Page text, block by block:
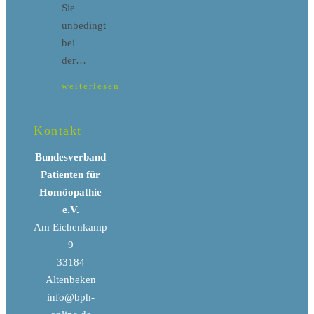
Sie
unbedingt
bei
der…
weiterlesen
Kontakt
Bundesverband
Patienten für
Homöopathie
e.V.
Am Eichenkamp
9
33184
Altenbeken
info@bph-